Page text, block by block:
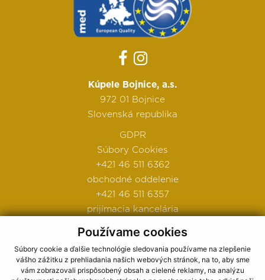
Používame cookies
Súbory cookie a ďalšie technológie sledovania používame na zlepšenie
vášho zážitku z prehliadania našich webových stránok, na to, aby sme
vám zobrazovali prispôsobený obsah a cielené reklamy, na analýzu
Kúpele Bojnice, a.s.
972 01 Bojnice
Slovenská republika
GDPR
Súbory Cookies
+421 46 511 6362
obchodné oddelenie
+421 46 511 6357
prijímacia kancelária
Obchodné podmienky